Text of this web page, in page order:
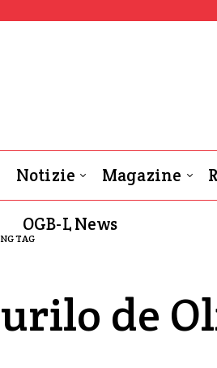
Notizie Magazine
OGB-L News
TAG
de